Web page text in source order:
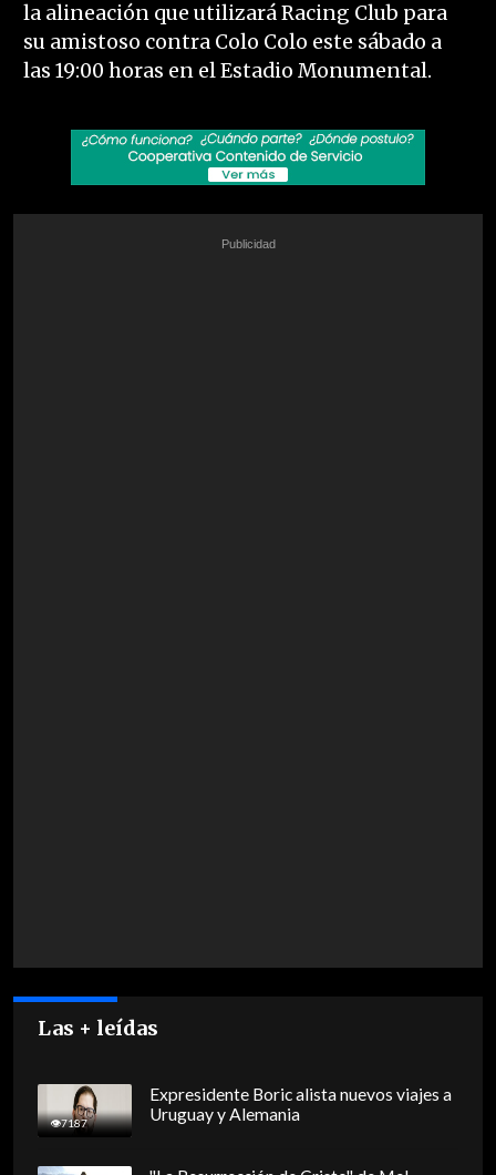
la alineación que utilizará Racing Club para
su amistoso contra Colo Colo este sábado a
las 19:00 horas en el Estadio Monumental.
Las + leídas
7187
Expresidente Boric alista nuevos viajes a
Uruguay y Alemania